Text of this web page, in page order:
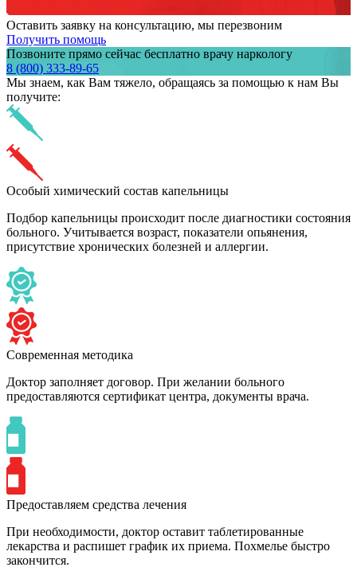
Оставить заявку на консультацию, мы перезвоним
Получить помощь
Позвоните прямо сейчас бесплатно врачу наркологу
8 (800) 333-89-65
Мы знаем, как Вам тяжело, обращаясь за помощью к нам Вы
получите:
Особый химический состав капельницы
Подбор капельницы происходит после диагностики состояния
больного. Учитывается возраст, показатели опьянения,
присутствие хронических болезней и аллергии.
Современная методика
Доктор заполняет договор. При желании больного
предоставляются сертификат центра, документы врача.
Предоставляем средства лечения
При необходимости, доктор оставит таблетированные
лекарства и распишет график их приема. Похмелье быстро
закончится.